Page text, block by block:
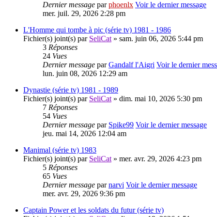
Dernier message parphoenlx Voir le dernier message
mer. juil. 29, 2026 2:28 pm
L'Homme qui tombe à pic (série tv) 1981 - 1986
Fichier(s) joint(s) par SeliCat» sam. juin 06, 2026 5:44 pm
3 Réponses
24 Vues
Dernier message parGandalf l'Aigri Voir le dernier
lun. juin 08, 2026 12:29 am
Dynastie (série tv) 1981 - 1989
Fichier(s) joint(s) par SeliCat» dim. mai 10, 2026 5:30 pm
7 Réponses
54 Vues
Dernier message par Spike99 Voir le dernier message
jeu. mai 14, 2026 12:04 am
Manimal (série tv) 1983
Fichier(s) joint(s) par SeliCat» mer. avr. 29, 2026 4:23 pm
5 Réponses
65 Vues
Dernier message parnarvi Voir le dernier message
mer. avr. 29, 2026 9:36 pm
Captain Power et les soldats du futur (série tv)